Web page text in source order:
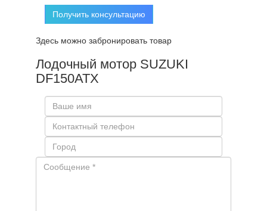
Получить консультацию
Здесь можно забронировать товар
Лодочный мотор SUZUKI
DF150ATX